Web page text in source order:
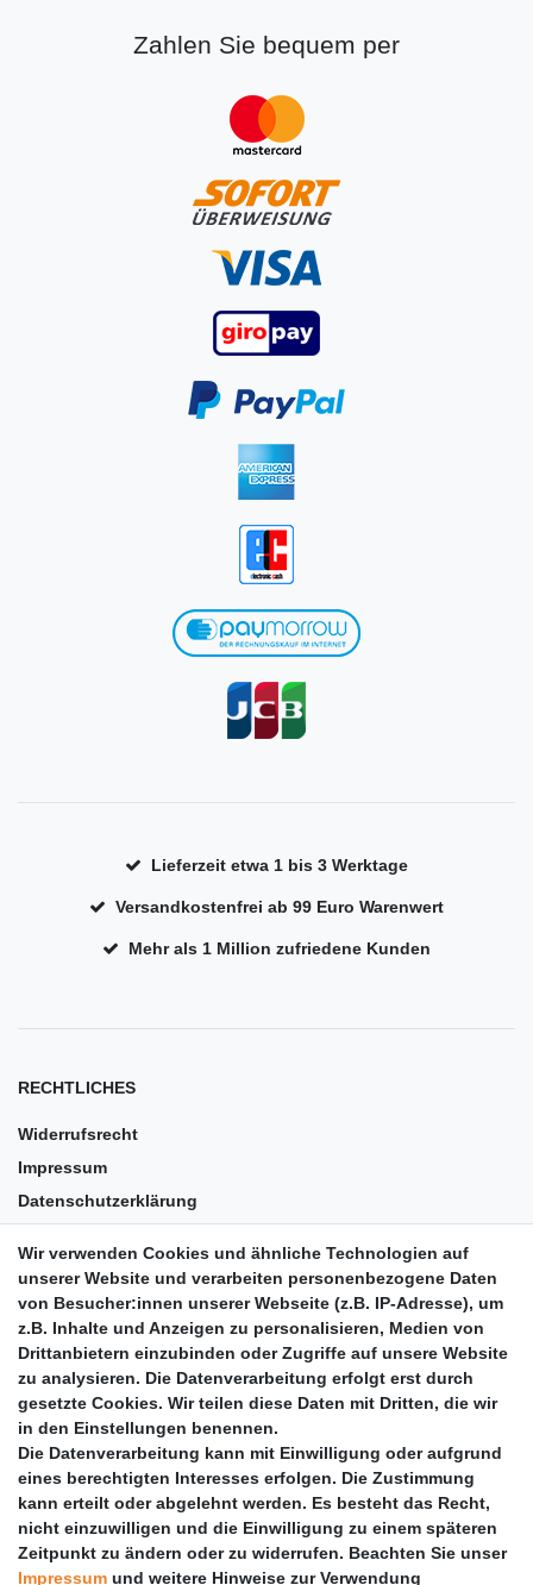
Zahlen Sie bequem per
Lieferzeit etwa 1 bis 3 Werktage
Versandkostenfrei ab 99 Euro Warenwert
Mehr als 1 Million zufriedene Kunden
RECHTLICHES
Widerrufsrecht
Impressum
Datenschutzerklärung
Barrierefreiheit
Anleitungen
Vertrag widerrufen
PARTNER
DHL
GLS
PaketPLUS
Wir verwenden Cookies und ähnliche Technologien auf
unserer Website und verarbeiten personenbezogene Daten
von Besucher:innen unserer Webseite (z.B. IP-Adresse), um
z.B. Inhalte und Anzeigen zu personalisieren, Medien von
Drittanbietern einzubinden oder Zugriffe auf unsere Website
zu analysieren. Die Datenverarbeitung erfolgt erst durch
gesetzte Cookies. Wir teilen diese Daten mit Dritten, die wir
in den Einstellungen benennen.
Die Datenverarbeitung kann mit Einwilligung oder aufgrund
eines berechtigten Interesses erfolgen. Die Zustimmung
kann erteilt oder abgelehnt werden. Es besteht das Recht,
nicht einzuwilligen und die Einwilligung zu einem späteren
Zeitpunkt zu ändern oder zu widerrufen. Beachten Sie unser
Impressum und weitere Hinweise zur Verwendung